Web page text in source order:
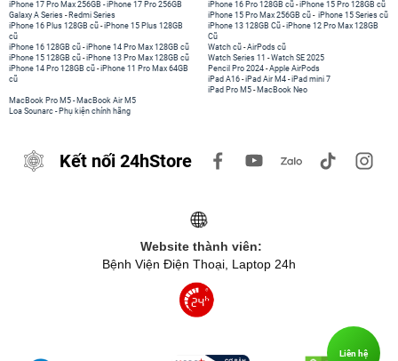
iPhone 17 Pro Max 256GB -iPhone 17 Pro 256GB
Galaxy A Series - Redmi Series
iPhone 16 Pro 128GB cũ -iPhone 15 Pro 128GB cũ
iPhone 15 Pro Max 256GB cũ - iPhone 15 Series cũ
iPhone 16 Plus 128GB cũ -iPhone 15 Plus 128GB
cũ
iPhone 16 128GB cũ -iPhone 14 Pro Max 128GB cũ
iPhone 15 128GB cũ -iPhone 13 Pro Max 128GB cũ
iPhone 14 Pro 128GB cũ -iPhone 11 Pro Max 64GB
cũ
iPhone 13 128GB Cũ -iPhone 12 Pro Max 128GB
Cũ
Watch cũ -AirPods cũ
Watch Series 11 -Watch SE 2025
Pencil Pro 2024 -Apple AirPods
iPad A16 -iPad Air M4 -iPad mini 7
iPad Pro M5 - MacBook Neo
MacBook Pro M5 - MacBook Air M5
Loa Sounarc - Phụ kiện chính hãng
Kết nối 24hStore
Website thành viên:
Bệnh Viện Điện Thoại, Laptop 24h
Liên hệ